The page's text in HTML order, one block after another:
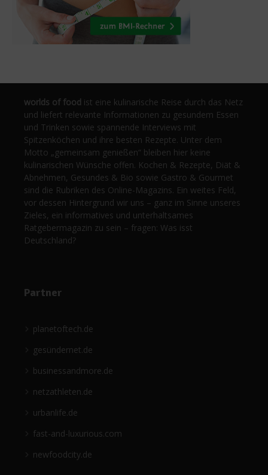
worlds of food ist eine kulinarische Reise durch das Netz
und liefert relevante Informationen zu gesundem Essen
und Trinken sowie spannende Interviews mit
Spitzenköchen und ihre besten Rezepte. Unter dem
Motto „gemeinsam genießen“ bleiben hier keine
kulinarischen Wünsche offen. Kochen & Rezepte, Diät &
Abnehmen, Gesundes & Bio sowie Gastro & Gourmet
sind die Rubriken des Online-Magazins. Ein weites Feld,
vor dessen Hintergrund wir uns – ganz im Sinne unseres
Zieles, ein informatives und unterhaltsames
Ratgebermagazin zu sein – fragen: Was isst
Deutschland?
Partner
planetoftech.de
gesündernet.de
businessandmore.de
netzathleten.de
urbanlife.de
fast-and-luxurious.com
newfoodcity.de